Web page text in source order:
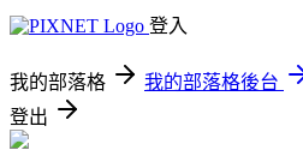
登入
我的部落格 我的部落格後台
登出